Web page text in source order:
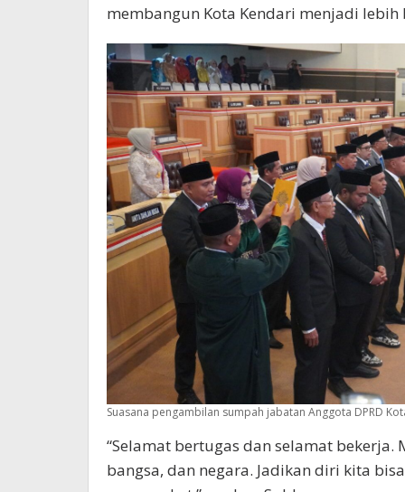
membangun Kota Kendari menjadi lebih
Suasana pengambilan sumpah jabatan Anggota DPRD
“Selamat bertugas dan selamat
bangsa, dan negara. Jadikan diri kita